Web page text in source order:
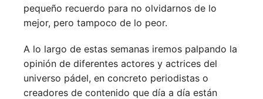
pequeño recuerdo para no olvidarnos de lo
mejor, pero tampoco de lo peor.
A lo largo de estas semanas iremos palpando la
opinión de diferentes actores y actrices del
universo pádel, en concreto periodistas o
creadores de contenido que día a día están